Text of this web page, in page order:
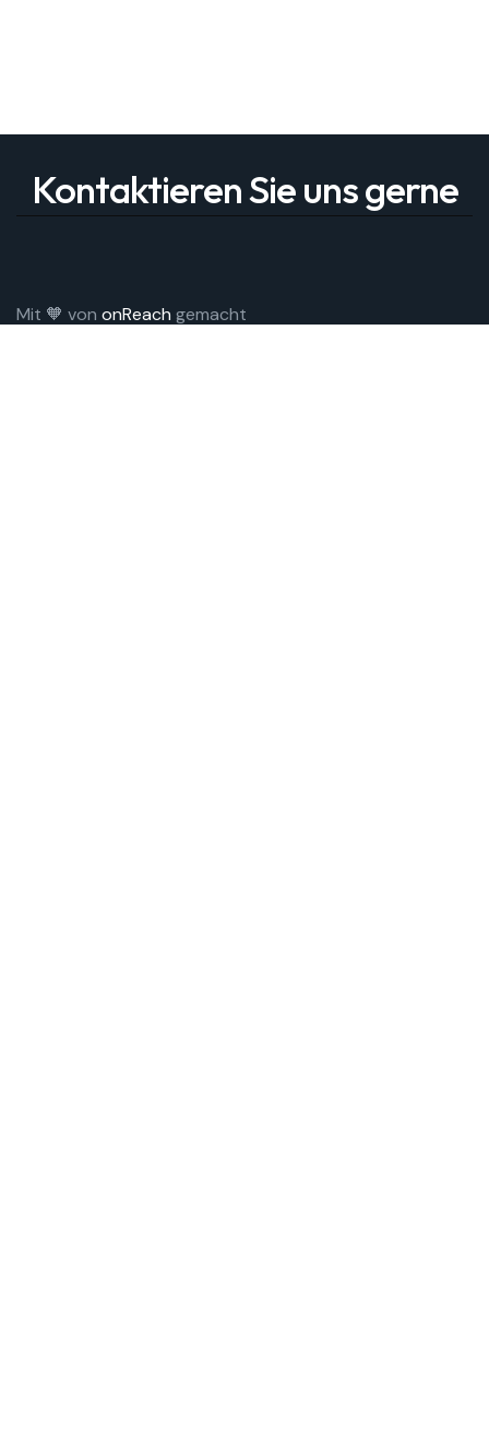
Kontaktieren Sie uns gerne
Mit 🧡 von onReach gemacht